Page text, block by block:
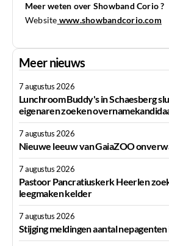
Meer weten over Showband Corio ?
Website www.showbandcorio.com
Meer nieuws
7 augustus 2026
Lunchroom Buddy's in Schaesberg
eigenaren zoeken
7 augustus 2026
Nieuwe leeuw van GaiaZOO
7 augustus 2026
Pastoor Pancratiuskerk Heerlen
leegmaken kelder
7 augustus 2026
Stijging meldingen aantal